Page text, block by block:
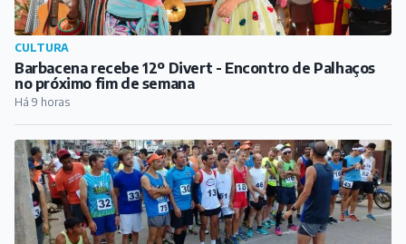
CULTURA
Barbacena recebe 12º Divert - Encontro de Palhaços
no próximo fim de semana
Há 9 horas